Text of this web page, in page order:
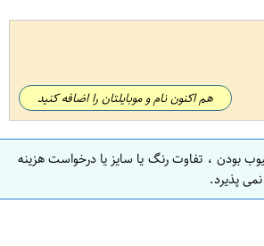
هم اکنون نام و موبایلتان را اضافه کنید
بودن ، تفاوت رنگ یا سایز یا درخواست هزینه
پذیرد.